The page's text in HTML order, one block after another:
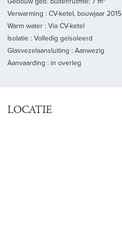
Verwarming : CV-ketel, bouwjaar 2015
Warm water : Via CV-ketel
Isolatie : Volledig geïsoleerd
Glasvezelaansluiting : Aanwezig
Aanvaarding : in overleg
LOCATIE